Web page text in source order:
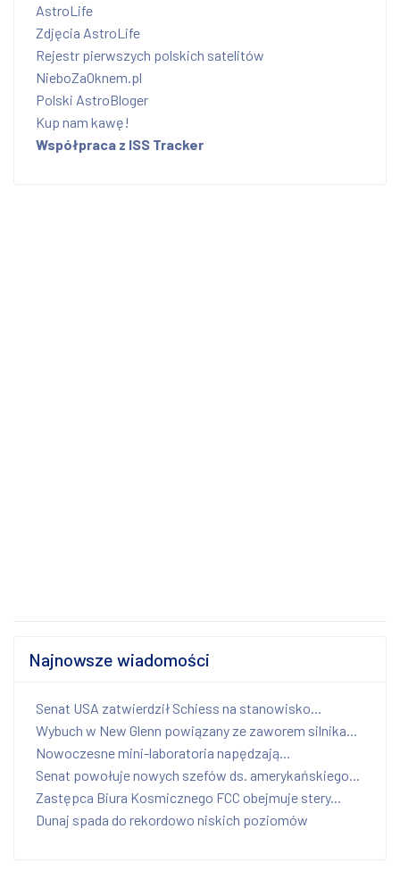
AstroLife
Zdjęcia AstroLife
Rejestr pierwszych polskich satelitów
NieboZaOknem.pl
Polski AstroBloger
Kup nam kawę!
Współpraca z ISS Tracker
Najnowsze wiadomości
Senat USA zatwierdził Schiess na stanowisko...
Wybuch w New Glenn powiązany ze zaworem silnika...
Nowoczesne mini-laboratoria napędzają...
Senat powołuje nowych szefów ds. amerykańskiego...
Zastępca Biura Kosmicznego FCC obejmuje stery...
Dunaj spada do rekordowo niskich poziomów